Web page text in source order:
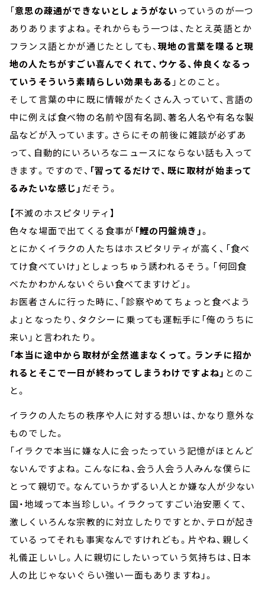
「意思の疎通ができないとしょうがない っていうのが一つ
ありありますよね。それからもう一つは、たとえ英語とか
フランス語とかが通じたとしても、現地の言葉を喋ると現
地の人たちがすごい喜んでくれて、ウケる、仲良くなるっ
ていうそういう素晴らしい効果もある 」とのこと。
そして言葉の中に既に情報がたくさん入っていて、言語の
中に例えば食べ物の名前や固有名詞、著名人名や有名な製
品などが入っています。さらにその前後に雑談が必ずあ
って、自動的にいろいろなニュースにならない話も入って
きます。ですので、 「習ってるだけで、既に取材が始まって
るみたいな感じ」 だそう。
【不滅のホスピタリティ】
色々な場面で出てくる食事が 「鯉の円盤焼き」。
とにかくイラクの人たちはホスピタリティが高く、「食べ
てけ食べていけ」としょっちゅう誘われるそう。「何回食
べたかわかんないぐらい食べてますけど」。
お医者さんに行った時に、「診察やめてちょっと食べよう
よ」となったり、タクシーに乗っても運転手に「俺のうちに
来い」と言われたり。
「本当に途中から取材が全然進まなくって。ランチに招か
れるとそこで一日が終わってしまうわけですよね」 とのこ
と。
イラクの人たちの秩序や人に対する想いは、かなり意外な
ものでした。
「イラクで本当に嫌な人に会ったっていう記憶がほとんど
ないんですよね。こんなにね、会う人会う人みんな僕らに
とって親切で。なんていうかずるい人とか嫌な人が少ない
国・地域って本当珍しい。イラクってすごい治安悪くて、
激しくいろんな宗教的に対立したりですとか、テロが起き
ているってそれも事実なんですけれども。片やね、親しく
礼儀正しいし。人に親切にしたいっていう気持ちは、日本
人の比じゃないぐらい強い一面もありますね」。